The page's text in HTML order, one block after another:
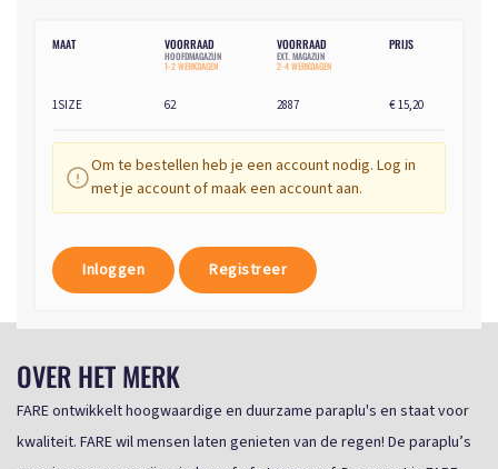
MAAT VOORRAAD
HOOFDMAGAZIJN
1-2 WERKDAGEN
VOORRAAD
EXT. MAGAZIJN
2-4 WERKDAGEN
PRIJS
1SIZE 62 2887 € 15,20
Om te bestellen heb je een account nodig. Log in
met je account of maak een account aan.
Inloggen Registreer
OVER HET MERK
FARE ontwikkelt hoogwaardige en duurzame paraplu's en staat voor
kwaliteit. FARE wil mensen laten genieten van de regen! De paraplu’s